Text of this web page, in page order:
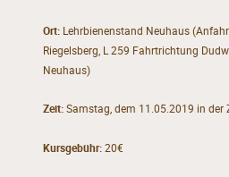
Ort:Lehrbienenstand Neuhaus
Riegelsberg, L 259 Fahrtrichtung
Neuhaus)
Zeit:Samstag, dem 11.05.2019 in der
Kursgebühr:20€